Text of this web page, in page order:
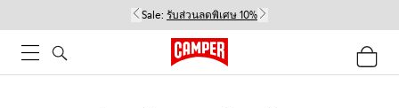
Sale: รับส่วนลดพิเศษ 10%